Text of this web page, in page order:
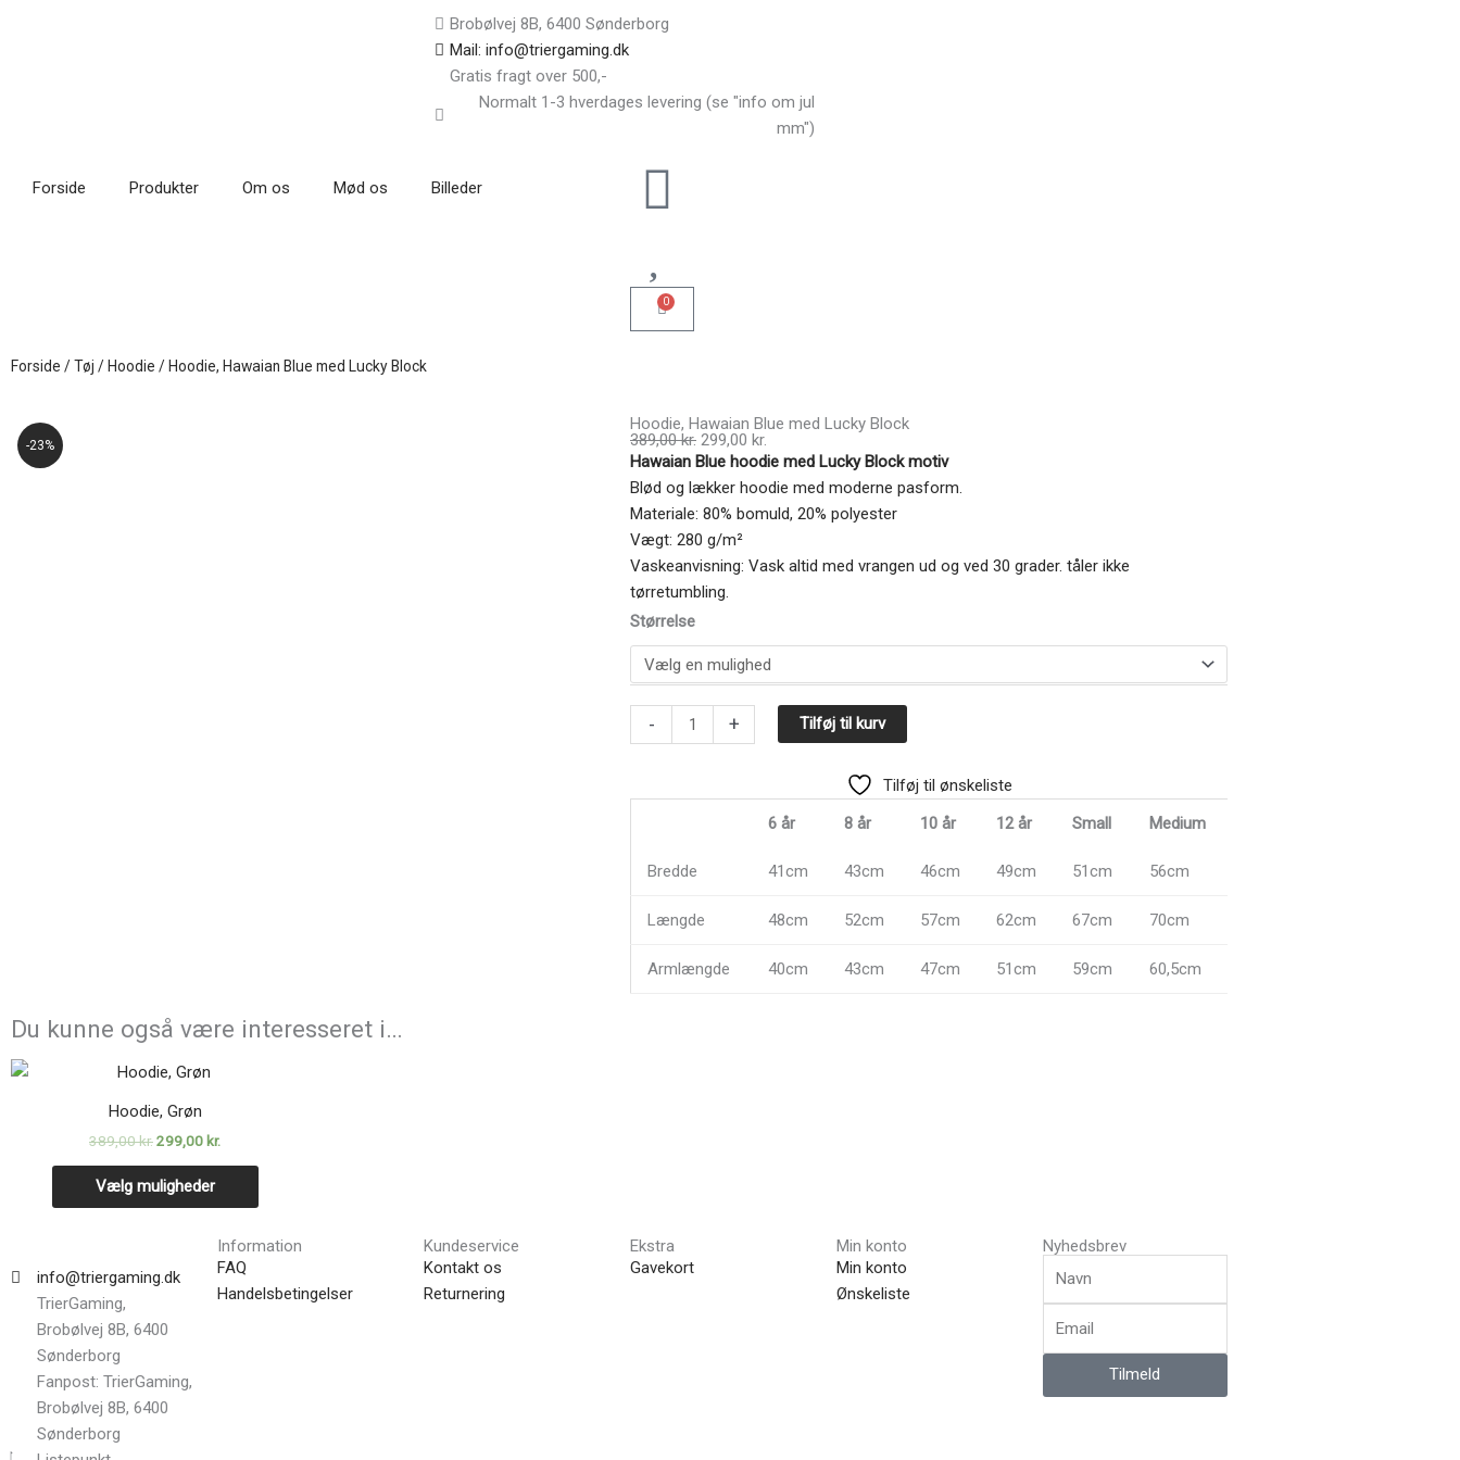
Brobølvej 8B, 6400 Sønderborg
Mail: info@triergaming.dk
Gratis fragt over 500,-
Normalt 1-3 hverdages levering (se "info om jul
mm")
Forside Produkter Om os Mød os Billeder
0
Kurv
Forside /Tøj / Hoodie / Hoodie, Hawaian Blue med Lucky Block
-23%
Hoodie, Hawaian Blue med Lucky Block
389,00kr. Den
oprindelige
pris
var:
389,00 kr..
299,00 kr.
aktuelle
pris
er:
299,00 kr..
Hawaian Blue hoodie med Lucky Block motiv
Blød og lækker hoodie med moderne pasform.
Materiale: 80% bomuld, 20% polyester
Vægt: 280 g/m²
Vaskeanvisning: Vask altid med vrangen ud og ved 30 grader. tåler ikke
tørretumbling.
Størrelse
-
Hoodie,
Hawaian
Blue
Lucky
Block
+ Tilføj til kurv
Tilføj til ønskeliste
6 år
8 år 10 år 12 år Small Medium
Bredde 41cm 43cm 46cm 49cm 51cm 56cm
Længde 48cm 52cm 57cm 62cm 67cm 70cm
Armlængde 40cm 43cm 47cm 51cm 59cm 60,5cm
Du kunne også være interesseret i…
Hoodie, Grøn
389,00kr.
Den
oprindelige
pris
var:
389,00 kr..
299,00 kr.
Vælg muligheder
vælges
varesiden
info@triergaming.dk
TrierGaming,
Brobølvej 8B, 6400
Sønderborg
Fanpost: TrierGaming,
Brobølvej 8B, 6400
Sønderborg
Information
FAQ
Handelsbetingelser
Kundeservice
Kontakt os
Returnering
Ekstra
Gavekort
Min konto
Min konto
Ønskeliste
Nyhedsbrev
Tilmeld